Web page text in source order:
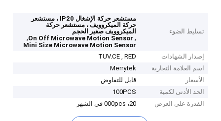
تسليط الضوء
مستشعر حركة الإشغال IP20 ، مستشعر
حركة الميكروويف ، مستشعر حركة
الميكروويف صغير الحجم
,
On Off Microwave Motion Sensor
,
Mini Size Microwave Motion Sensor
إصدار الشهادات
TUV.CE , RED
اسم العلامة التجارية
Merrytek
الأسعار
قابل للتفاوض
الحد الأدنى لكمية
100PCS
القدرة على العرض
20، 000pcs في الشهر